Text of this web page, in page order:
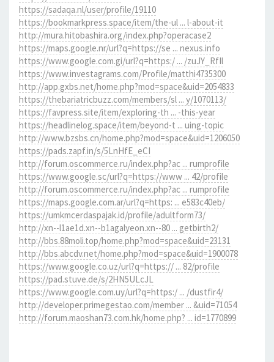
https://sadaqa.nl/user/profile/19110
https://bookmarkpress.space/item/the-ul ... l-about-it
http://mura.hitobashira.org/index.php?operacase2
https://maps.google.nr/url?q=https://se ... nexus.info
https://www.google.com.gi/url?q=https:/ ... /zuJY_RfIl
https://www.investagrams.com/Profile/matthi4735300
http://app.gxbs.net/home.php?mod=space&uid=2054833
https://thebariatricbuzz.com/members/sl ... y/1070113/
https://favpress.site/item/exploring-th ... -this-year
https://headlinelog.space/item/beyond-t ... uing-topic
http://www.bzsbs.cn/home.php?mod=space&uid=1206050
https://pads.zapf.in/s/5LnHfE_eCI
http://forum.oscommerce.ru/index.php?ac ... rumprofile
https://www.google.sc/url?q=https://www ... 42/profile
http://forum.oscommerce.ru/index.php?ac ... rumprofile
https://maps.google.com.ar/url?q=https: ... e583c40eb/
https://umkmcerdaspajak.id/profile/adultform73/
http://xn--l1ae1d.xn--b1agalyeon.xn--80 ... getbirth2/
http://bbs.88moli.top/home.php?mod=space&uid=23131
http://bbs.abcdv.net/home.php?mod=space&uid=1900078
https://www.google.co.uz/url?q=https:// ... 82/profile
https://pad.stuve.de/s/2HN5ULcJL
https://www.google.com.uy/url?q=https:/ ... /dustfir4/
http://developer.primegestao.com/member ... &uid=71054
http://forum.maoshan73.com.hk/home.php? ... id=1770899